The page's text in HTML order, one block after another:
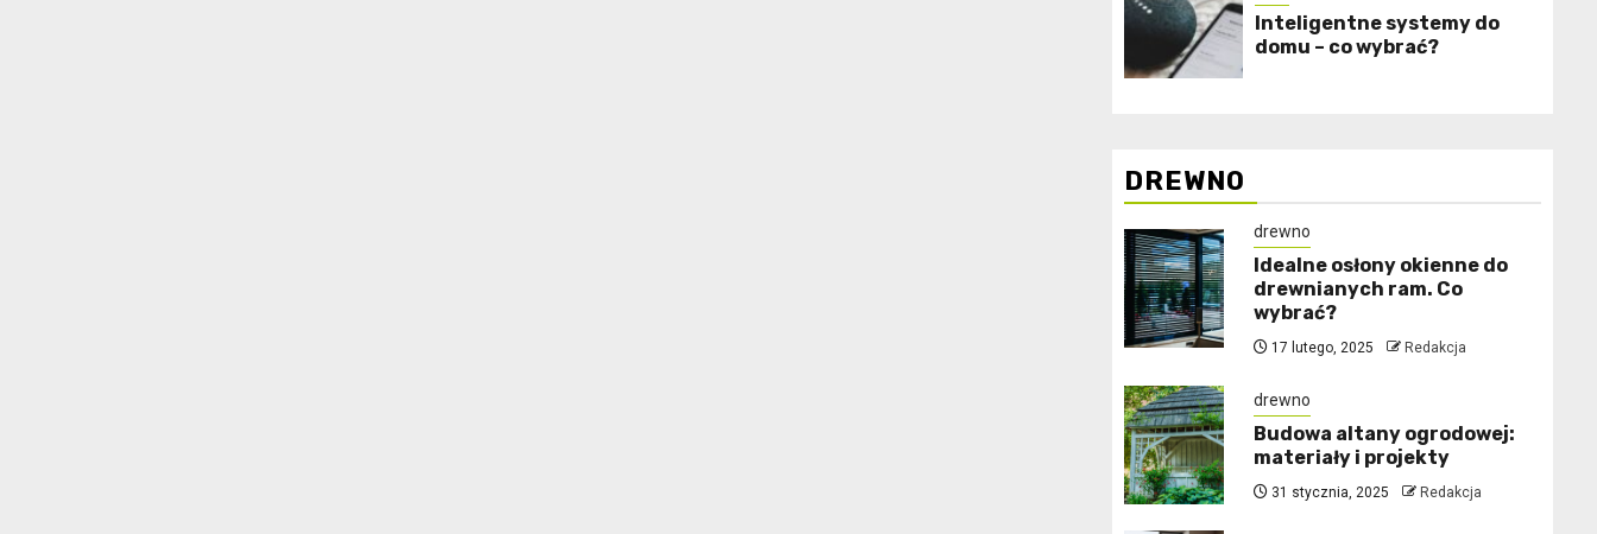
Inteligentne systemy do
domu – co wybrać?
DREWNO
drewno
Idealne osłony okienne do
drewnianych ram. Co
wybrać?
17 lutego, 2025 Redakcja
drewno
Budowa altany ogrodowej:
materiały i projekty
31 stycznia, 2025 Redakcja